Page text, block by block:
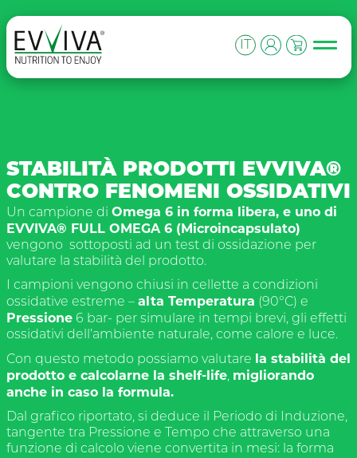
Skip to content
MAIN NAVIGATION
STABILITÀ PRODOTTI EVVIVA®
CONTRO FENOMENI OSSIDATIVI
Un campione di Omega 6 in forma libera, e uno di
EVVIVA® FULL OMEGA 6 (Microincapsulato)
vengono sottoposti ad un test di ossidazione per
valutare la stabilità del prodotto.
I campioni vengono chiusi in cellette a condizioni
ossidative estreme – alta Temperatura (90°C) e
Pressione6 bar- per simulare in tempi brevi, gli effetti
ossidativi dell’ambiente naturale, come calore e luce.
Con questo metodo possiamo valutare la stabilità del
prodotto e calcolarne la shelf-life, migliorando
anche in caso la formula.
Dal grafico riportato, si deduce il Periodo di Induzione,
tangente tra Pressione e Tempo che attraverso una
funzione di calcolo viene convertita in mesi: la forma